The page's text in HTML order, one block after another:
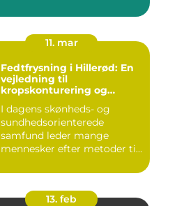
11. mar
Fedtfrysning i Hillerød: En
vejledning til
kropskonturering og
I dagens skønheds- og
sundhedsorienterede
samfund leder mange
mennesker efter metoder til
13. feb